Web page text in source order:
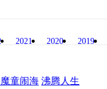
童闹海 沸腾人生
2021 2020 2019